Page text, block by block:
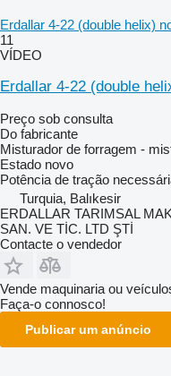
Erdallar 4-22 (double helix)
11
VÍDEO
Erdallar 4-22 (double
Preço sob consulta
Do fabricante
Misturador de forragem -
Estado novo
Potência de tração
Turquia, Balıkesir
ERDALLAR TARIMSAL
SAN. VE TİC. LTD ŞTİ
Contacte o vendedor
Vende maquinaria ou
Faça-o connosco!
Publicar um anúncio